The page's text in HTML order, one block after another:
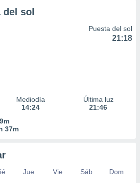
sol
Puesta del sol
21:18
Mediodía
14:24
Última luz
21:46
37m
Jue Vie Sáb
Dom